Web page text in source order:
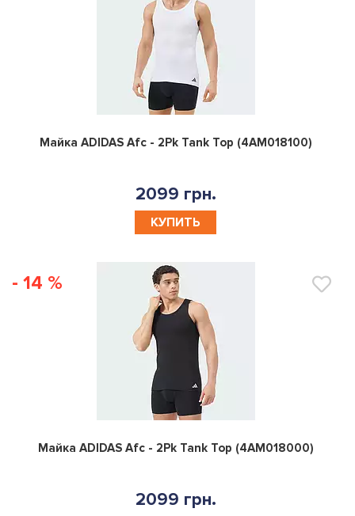
0
Майка ADIDAS Afc - 2Pk Tank Top (4AM018100)
2099 грн.
КУПИТЬ
- 14 %
0
Майка ADIDAS Afc - 2Pk Tank Top (4AM018000)
2099 грн.